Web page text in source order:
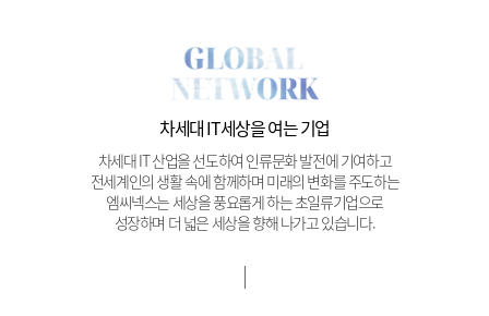
차세대 IT세상을 여는 기업
차세대 IT 산업을 선도하여 인류문화 발전에 기여하고
전세계인의 생활 속에 함께하며 미래의 변화를 주도하는
엠씨넥스는 세상을 풍요롭게 하는 초일류기업으로
성장하며 더 넓은 세상을 향해 나가고 있습니다.